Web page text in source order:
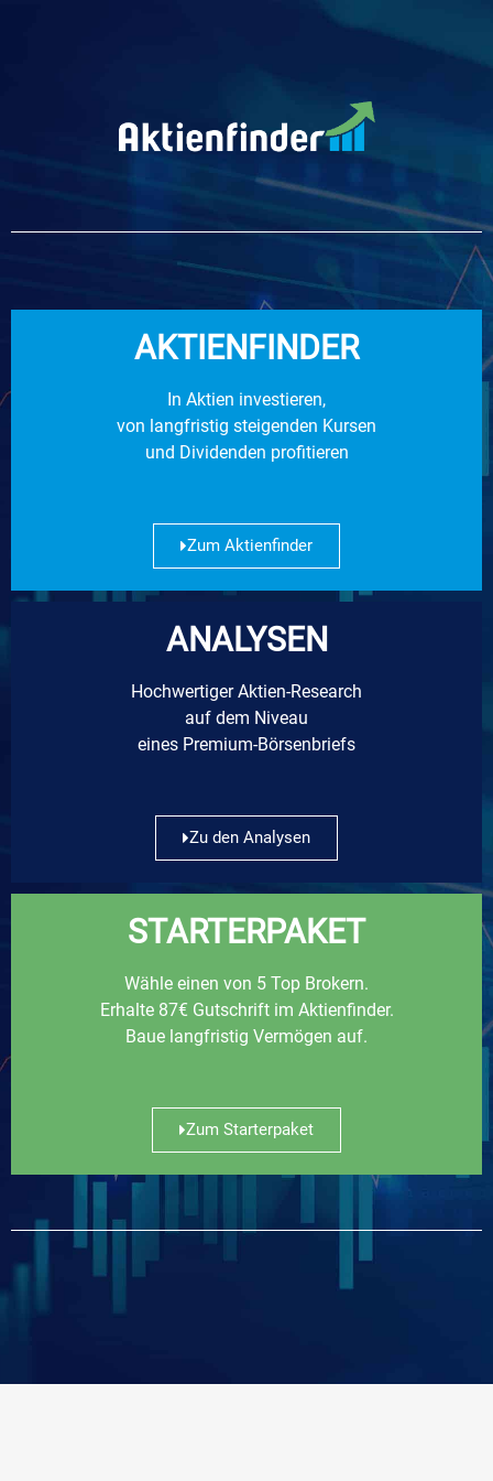
AKTIENFINDER
In Aktien investieren,
von langfristig steigenden Kursen
und Dividenden profitieren
Zum Aktienfinder
ANALYSEN
Hochwertiger Aktien-Research
auf dem Niveau
eines Premium-Börsenbriefs
Zu den Analysen
STARTERPAKET
Wähle einen von 5 Top Brokern.
Erhalte 87€ Gutschrift im Aktienfinder.
Baue langfristig Vermögen auf.
Zum Starterpaket